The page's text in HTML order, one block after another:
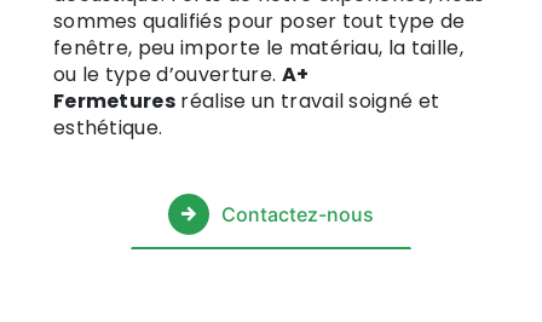
sommes qualifiés pour poser tout type de
fenêtre, peu importe le matériau, la taille,
ou le type d’ouverture. A+
Fermetures réalise un travail soigné et
esthétique.
Contactez-nous